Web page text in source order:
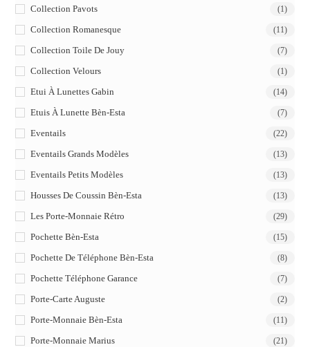
Collection Pavots (1)
Collection Romanesque (11)
Collection Toile De Jouy (7)
Collection Velours (1)
Etui À Lunettes Gabin (14)
Etuis À Lunette Bèn-Esta (7)
Eventails (22)
Eventails Grands Modèles (13)
Eventails Petits Modèles (13)
Housses De Coussin Bèn-Esta (13)
Les Porte-Monnaie Rétro (29)
Pochette Bèn-Esta (15)
Pochette De Téléphone Bèn-Esta (8)
Pochette Téléphone Garance (7)
Porte-Carte Auguste (2)
Porte-Monnaie Bèn-Esta (11)
Porte-Monnaie Marius (21)